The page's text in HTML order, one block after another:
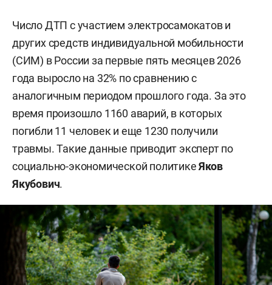
Число ДТП с участием электросамокатов и
других средств индивидуальной мобильности
(СИМ) в России за первые пять месяцев 2026
года выросло на 32% по сравнению с
аналогичным периодом прошлого года. За это
время произошло 1160 аварий, в которых
погибли 11 человек и еще 1230 получили
травмы. Такие данные приводит эксперт по
социально-экономической политикеЯков
Якубович.